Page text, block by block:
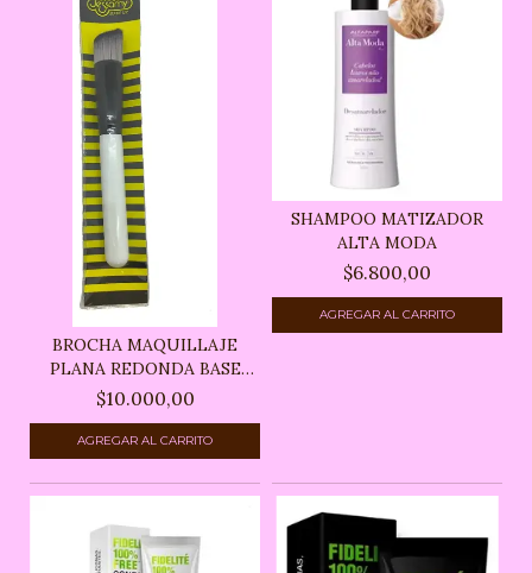
BROCHA MAQUILLAJE
PLANA REDONDA BASE
COR...
$10.000,00
SHAMPOO MATIZADOR
ALTA MODA
$6.800,00